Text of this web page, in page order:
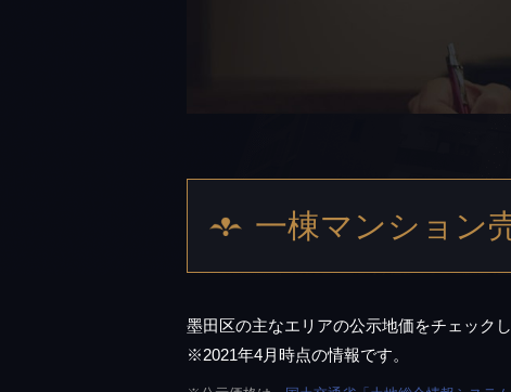
一棟マンション
墨田区の主なエリアの公示地価をチェックし
※2021年4月時点の情報です。